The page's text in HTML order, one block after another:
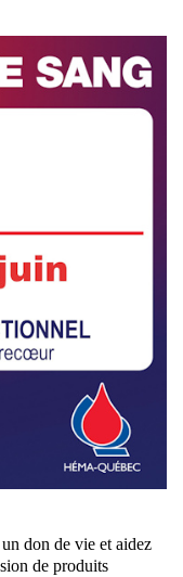
don de vie et aidez
de produits